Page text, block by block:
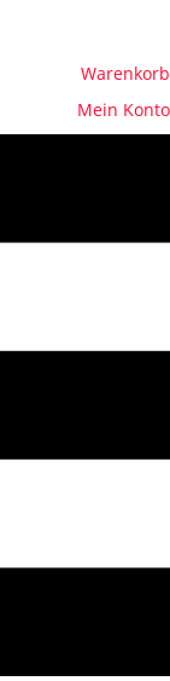
Warenkorb
Mein Konto